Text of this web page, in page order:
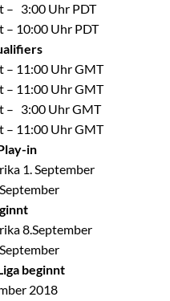
– 3:00 Uhr PDT
– 10:00 Uhr PDT
– 11:00 Uhr GMT
– 11:00 Uhr GMT
– 3:00 Uhr GMT
– 11:00 Uhr GMT
in
1. September
8.September
beginnt
2018